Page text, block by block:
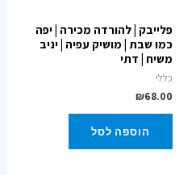
פלייבק | להורדה מכירה | יפה
כמו שבת | מושיק עפיה | יניב
משיח | דתי
כללי
₪68.00
הוספה לסל